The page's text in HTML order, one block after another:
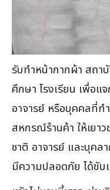
รับทำหน้ากากผ้า สถา
ศึกษา โรงเรียน เพื่อแ
อาจารย์ หรือบุคคลที่ท
สหกรณ์ร้านค้า ให้เยา
ชาติ อาจารย์ และบุคล
มีความปลอดภัย ได้ขับ